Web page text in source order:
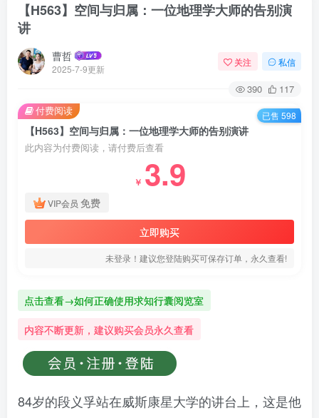
【H563】空间与归属：一位地理学大师的告别演
讲
曹哲
2025-7-9更新
关注 私信
390 117
【H563】空间与归属：一位地理学大师的告别演讲
此内容为付费阅读，请付费后查看
￥ 3.9
VIP会员 免费
立即购买
未登录！建议您登陆购买可保存订单，永久查看!
付费阅读 已售 598
点击查看→如何正确使用求知行囊阅览室
内容不断更新，建议购买会员永久查看
84岁的段义孚站在威斯康星大学的讲台上，这是他